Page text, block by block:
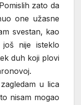
zato da
one užasne
svestan, kao
nije isteklo
duh koji plovi
u lica
nisam mogao